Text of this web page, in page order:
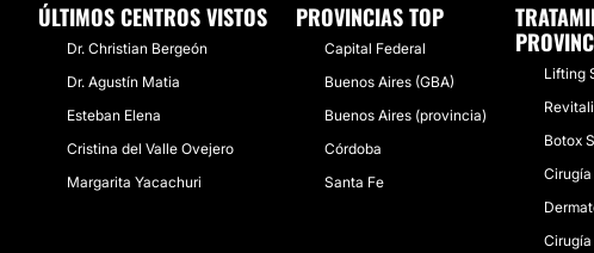
ÚLTIMOS CENTROS VISTOS
Dr. Christian Bergeón
Dr. Agustín Matia
Esteban Elena
Cristina del Valle Ovejero
Margarita Yacachuri
PROVINCIAS TOP
Capital Federal
Buenos Aires (GBA)
Buenos Aires (provincia)
Córdoba
Santa Fe
Lifting
Botox